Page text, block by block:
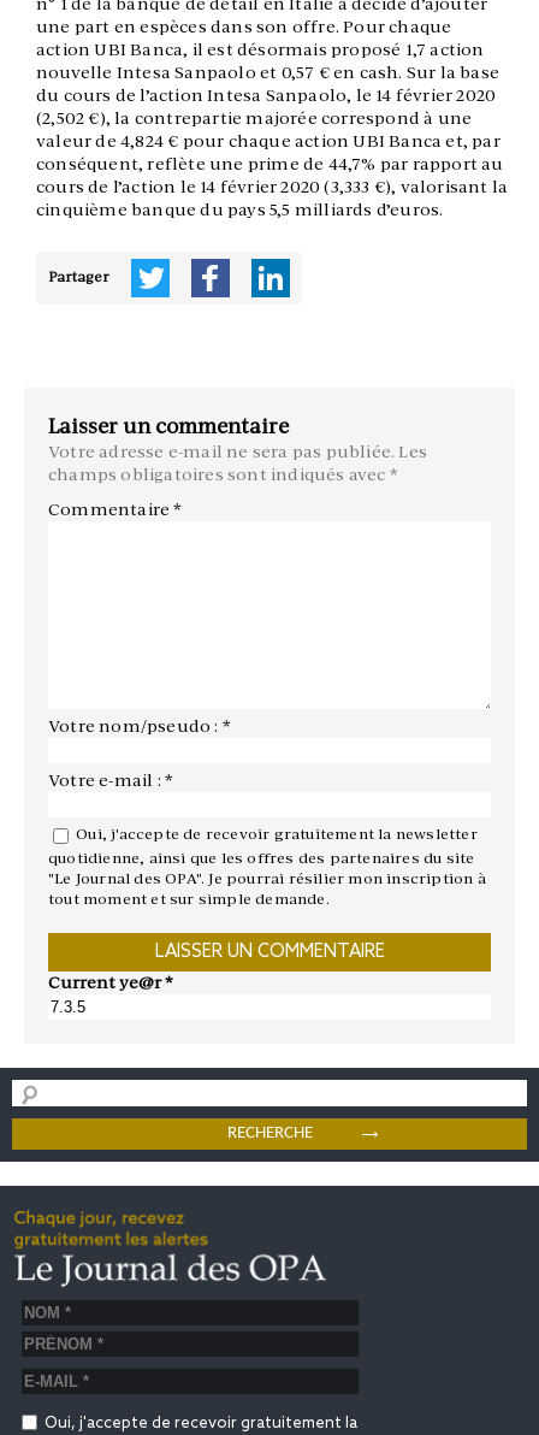
une part en espèces dans son offre. Pour chaque
action UBI Banca, il est désormais proposé 1,7 action
nouvelle Intesa Sanpaolo et 0,57 € en cash. Sur la base
du cours de l’action Intesa Sanpaolo, le 14 février 2020
(2,502 €), la contrepartie majorée correspond à une
valeur de 4,824 € pour chaque action UBI Banca et, par
conséquent, reflète une prime de 44,7% par rapport au
cours de l’action le 14 février 2020 (3,333 €), valorisant la
cinquième banque du pays 5,5 milliards d’euros.
Partager
Laisser un commentaire
Votre adresse e-mail ne sera pas publiée. Les
champs obligatoires sont indiqués avec *
Commentaire*
Votre nom/pseudo : *
Votre e-mail : *
Oui, j'accepte de recevoir gratuitement la newsletter
quotidienne, ainsi que les offres des partenaires du site
"Le Journal des OPA". Je pourrai résilier mon inscription à
tout moment et sur simple demande.
Current ye@r*
Oui, j'accepte de recevoir gratuitement la